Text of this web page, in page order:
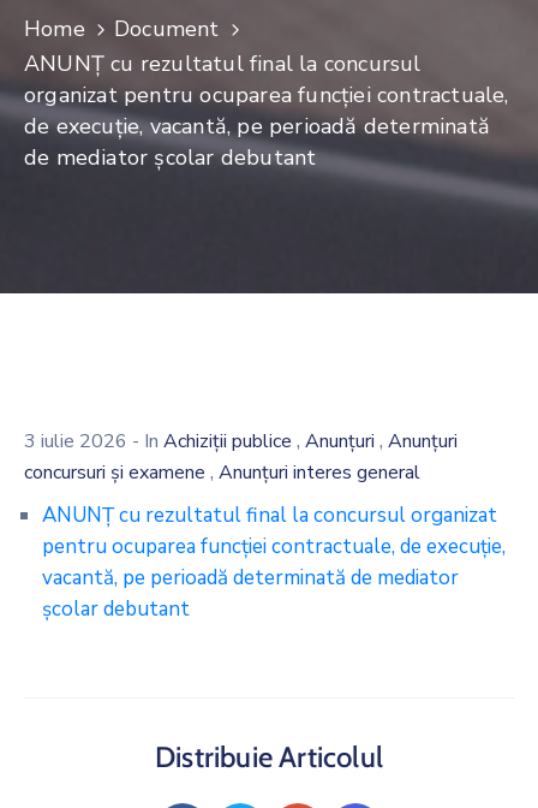
Home
Document
ANUNŢ cu rezultatul final la concursul
organizat pentru ocuparea funcţiei contractuale,
de execuţie, vacantă, pe perioadă determinată
de mediator școlar debutant
3 iulie 2026 - In Achiziții publice , Anunțuri , Anunțuri
concursuri și examene , Anunțuri interes general
ANUNŢ cu rezultatul final la concursul organizat
pentru ocuparea funcţiei contractuale, de execuţie,
vacantă, pe perioadă determinată de mediator
școlar debutant
Distribuie Articolul